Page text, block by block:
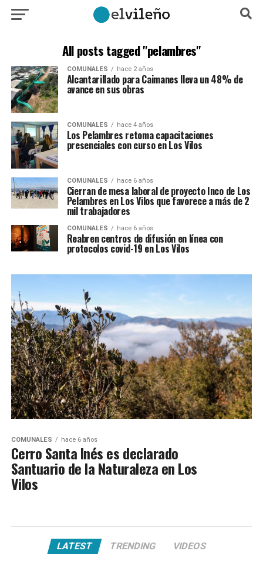
All posts tagged "pelambres"
COMUNALES hace 2 años
Alcantarillado para Caimanes lleva un 48% de
avance en sus obras
COMUNALES hace 4 años
Los Pelambres retoma capacitaciones
presenciales con curso en Los Vilos
COMUNALES hace 6 años
Cierran de mesa laboral de proyecto Inco de Los
Pelambres en Los Vilos que favorece a más de 2
mil trabajadores
COMUNALES hace 6 años
Reabren centros de difusión en línea con
protocolos covid-19 en Los Vilos
COMUNALES hace 6 años
Cerro Santa Inés es declarado
Santuario de la Naturaleza en Los
Vilos
LATEST TRENDING VIDEOS